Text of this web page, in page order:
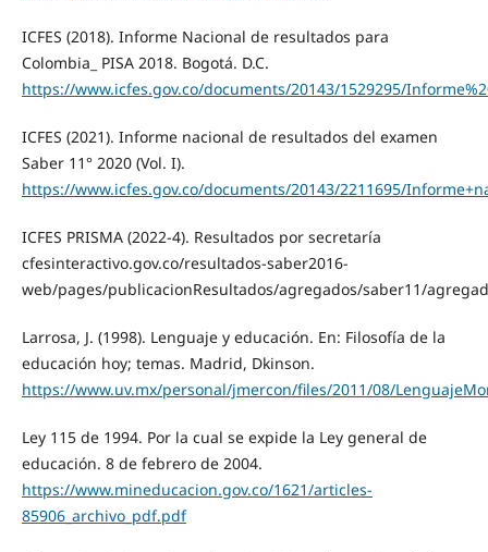
ICFES (2018). Informe Nacional de resultados para
Colombia_ PISA 2018. Bogotá. D.C.
https://www.icfes.gov.co/documents/20143/1529295/
ICFES (2021). Informe nacional de resultados del examen
Saber 11° 2020 (Vol. I).
https://www.icfes.gov.co/documents/20143/2211695/
ICFES PRISMA (2022-4). Resultados por secretaría
cfesinteractivo.gov.co/resultados-saber2016-
web/pages/publicacionResultados/agregados/saber11/
Larrosa, J. (1998). Lenguaje y educación. En: Filosofía de la
educación hoy; temas. Madrid, Dkinson.
https://www.uv.mx/personal/jmercon/files/2011/08/
Ley 115 de 1994. Por la cual se expide la Ley general de
educación. 8 de febrero de 2004.
https://www.mineducacion.gov.co/1621/articles-
85906_archivo_pdf.pdf